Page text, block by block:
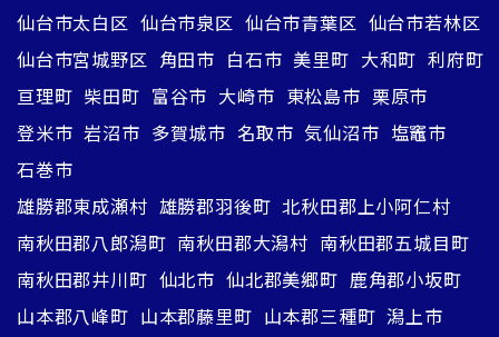
仙台市太白区 仙台市泉区 仙台市青葉区 仙台市若林区
仙台市宮城野区 角田市 白石市 美里町 大和町 利府町
亘理町 柴田町 富谷市 大崎市 東松島市 栗原市
登米市 岩沼市 多賀城市 名取市 気仙沼市 塩竈市
石巻市
雄勝郡東成瀬村 雄勝郡羽後町 北秋田郡上小阿仁村
南秋田郡八郎潟町 南秋田郡大潟村 南秋田郡五城目町
南秋田郡井川町 仙北市 仙北郡美郷町 鹿角郡小坂町
山本郡八峰町 山本郡藤里町 山本郡三種町 潟上市